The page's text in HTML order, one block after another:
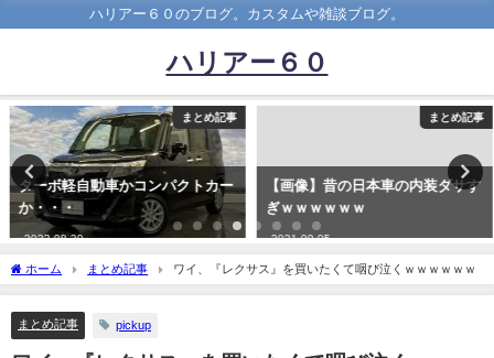
ハリアー６０のブログ。カスタムや雑談ブログ。
ハリアー６０
まとめ記事
ターボ軽自動車かコンパクトカー
か・・・
2023-08-30
まとめ記事
【画像】昔の日本車の内装ダサす
ぎｗｗｗｗｗｗ
2021-09-05
ホーム まとめ記事 ワイ、『レクサス』を買いたくて咽び泣くｗｗｗｗｗｗ
まとめ記事 pickup